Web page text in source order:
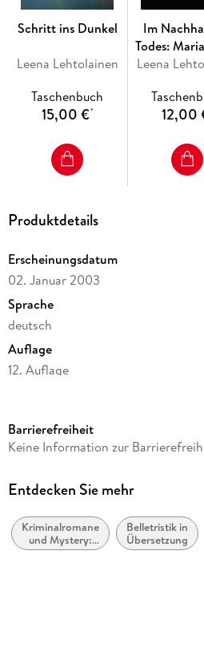
Schritt ins Dunkel
Leena Lehtolainen
Taschenbuch
15,00 €*
Im
Todes:
Leena
12,00
Produktdetails
Erscheinungsdatum
02. Januar 2003
Sprache
deutsch
Auflage
12. Auflage
Reihe
Autor/Autorin
Übersetzung
Gabriele Schrey-Vasara
Barrierefreiheit
Keine Information zur
Entdecken Sie mehr
Kriminalromane
und Mystery:
weibliche
Belletristik in
Übersetzung